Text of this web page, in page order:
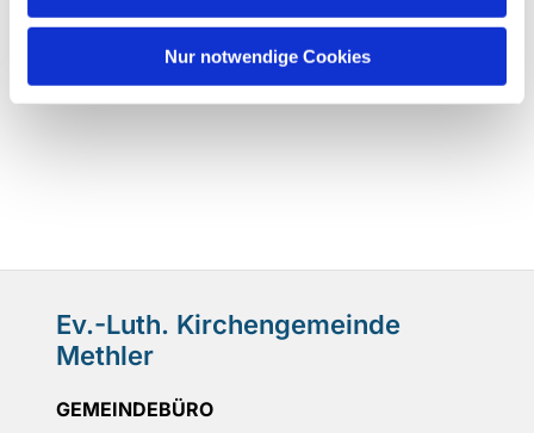
Nur notwendige Cookies
Ev.-Luth. Kirchengemeinde
Methler
GEMEINDEBÜRO